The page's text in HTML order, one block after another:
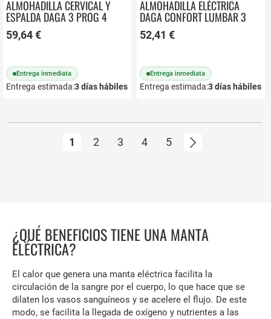
ALMOHADILLA CERVICAL Y
ESPALDA DAGA 3 PROG 4
TEMP INTELLISENSE 16869
59,64 €
Entrega inmediata
Entrega estimada:3días hábiles
ALMOHADILLA ELÉCTRICA
DAGA CONFORT LUMBAR 3
TEMP. INTELLISENSE 16870
52,41 €
Entrega inmediata
Entrega estimada:3días hábiles
Actualmente estás leyendo página
1 Página
2 Página
3 Página
4 Página
5
¿QUÉ BENEFICIOS TIENE UNA MANTA
ELÉCTRICA?
El calor que genera una manta eléctrica facilita la
circulación de la sangre por el cuerpo, lo que hace que se
dilaten los vasos sanguíneos y se acelere el flujo. De este
modo, se facilita la llegada de oxígeno y nutrientes a las